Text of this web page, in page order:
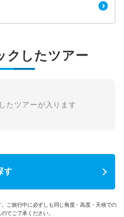
クしたツアー
たツアーが入ります
す
ご旅行中に必ずしも同じ角度・高度・天候での
でご了承ください。